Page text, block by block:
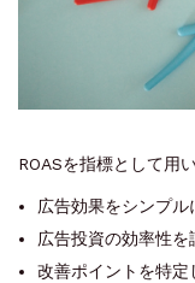
ROASを指標として用
広告効果をシンプル
広告投資の効率性を
改善ポイントを特定